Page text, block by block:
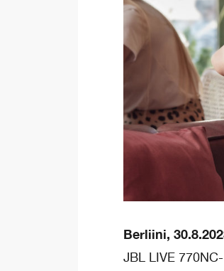
Berliini,
JBL LIVE